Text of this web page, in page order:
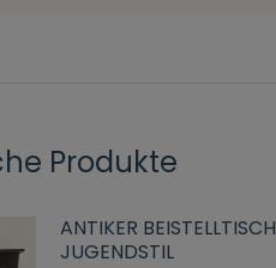
Produkte
ANTIKER BEISTELLTISCH
JUGENDSTIL